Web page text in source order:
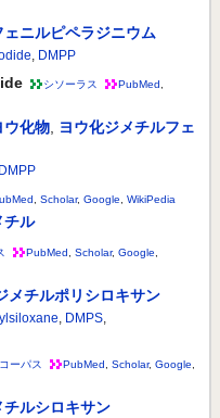
ェニルピペラジニウム
, DMPP
シソーラス PubMed
ウ化物
ヨウ化ジメチルフェ
DMPP
Scholar, Google WikiPedia
チル
PubMed Scholar, Google
メチルポリシロキサン
, DMPS,
コーパス PubMed Scholar, Google
チルシロキサン